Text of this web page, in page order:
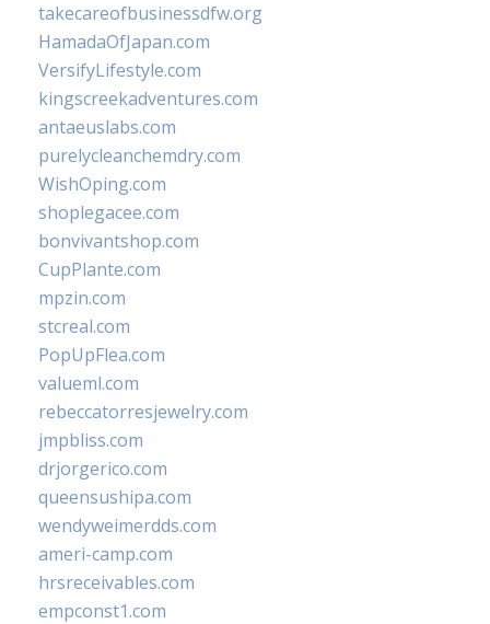
takecareofbusinessdfw.org
HamadaOfJapan.com
VersifyLifestyle.com
kingscreekadventures.com
antaeuslabs.com
purelycleanchemdry.com
WishOping.com
shoplegacee.com
bonvivantshop.com
CupPlante.com
mpzin.com
stcreal.com
PopUpFlea.com
valueml.com
rebeccatorresjewelry.com
jmpbliss.com
drjorgerico.com
queensushipa.com
wendyweimerdds.com
ameri-camp.com
hrsreceivables.com
empconst1.com